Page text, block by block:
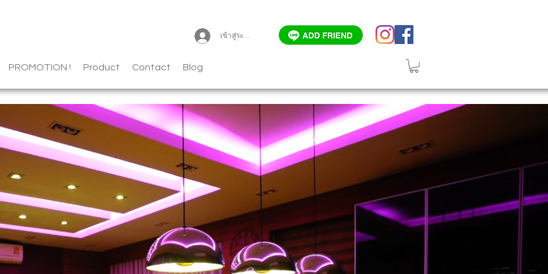
เข้าสู่ระบบ
PROMOTION ! Product Contact Blog